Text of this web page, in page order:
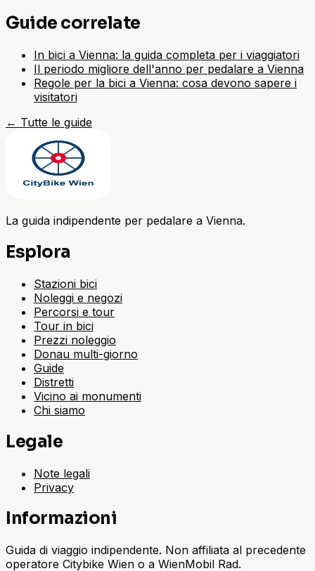
Guide correlate
In bici a Vienna: la guida completa per i viaggiatori
Il periodo migliore dell'anno per pedalare a Vienna
Regole per la bici a Vienna: cosa devono sapere i
visitatori
← Tutte le guide
La guida indipendente per pedalare a Vienna.
Esplora
Stazioni bici
Noleggi e negozi
Percorsi e tour
Tour in bici
Prezzi noleggio
Donau multi-giorno
Guide
Distretti
Vicino ai monumenti
Chi siamo
Legale
Note legali
Privacy
Informazioni
Guida di viaggio indipendente. Non affiliata al precedente
operatore Citybike Wien o a WienMobil Rad.